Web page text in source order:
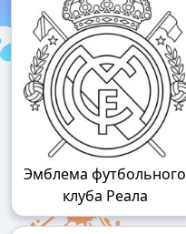
Эмблема футбольного
клуба Реала